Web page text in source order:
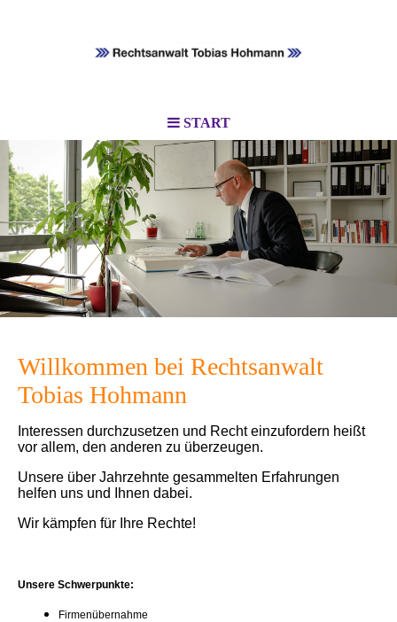
START
Willkommen bei Rechtsanwalt
Tobias Hohmann
Interessen durchzusetzen und Recht einzufordern heißt
vor allem, den anderen zu überzeugen.
Unsere über Jahrzehnte gesammelten Erfahrungen
helfen uns und Ihnen dabei.
Wir kämpfen für Ihre Rechte!
Unsere Schwerpunkte:
Firmenübernahme